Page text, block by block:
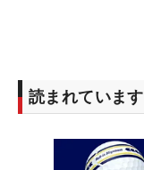
読まれています